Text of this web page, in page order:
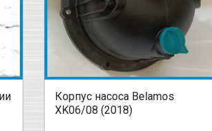
Корпус насоса Belamos
XK06/08 (2018)